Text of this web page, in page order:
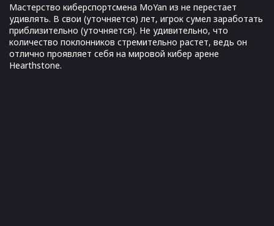
Мастерство киберспортсмена MoYan из не перестает
удивлять. В свои (уточняется) лет, игрок сумел заработать
приблизительно (уточняется). Не удивительно, что
количество поклонников стремительно растет, ведь он
отлично проявляет себя на мировой кибер арене
Hearthstone.